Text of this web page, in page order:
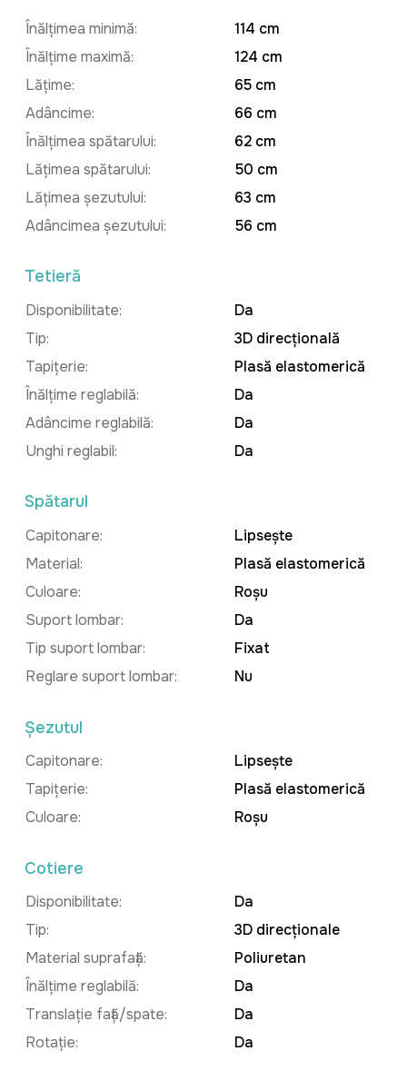
Înălțimea minimă:
114 cm
Înălțime maximă:
124 cm
Lățime:
65 cm
Adâncime:
66 cm
Înălțimea spătarului:
62 cm
Lățimea spătarului:
50 cm
Lățimea șezutului:
63 cm
Adâncimea șezutului:
56 cm
Tetieră
Disponibilitate:
Da
Tip:
3D direcțională
Tapițerie:
Plasă elastomerică
Înălțime reglabilă:
Da
Adâncime reglabilă:
Da
Unghi reglabil:
Da
Spătarul
Capitonare:
Lipsește
Material:
Plasă elastomerică
Culoare:
Roșu
Suport lombar:
Da
Tip suport lombar:
Fixat
Reglare suport lombar:
Nu
Șezutul
Capitonare:
Lipsește
Tapițerie:
Plasă elastomerică
Culoare:
Roșu
Cotiere
Disponibilitate:
Da
Tip:
3D direcționale
Material suprafață:
Poliuretan
Înălțime reglabilă:
Da
Translație față/spate:
Da
Rotație:
Da